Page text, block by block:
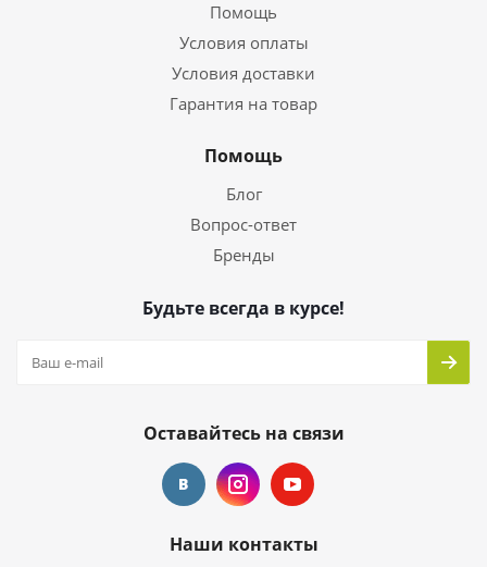
Помощь
Условия оплаты
Условия доставки
Гарантия на товар
Помощь
Блог
Вопрос-ответ
Бренды
Будьте всегда в курсе!
Оставайтесь на связи
Наши контакты